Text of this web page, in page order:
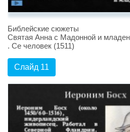
Библейские сюжеты
Святая Анна с Мадонной и
. Се человек (1511)
Слайд 11